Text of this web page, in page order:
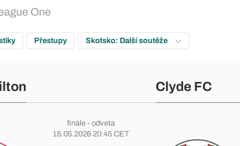
One
Přestupy Skotsko: Další soutěže
Clyde FC
finále - odveta
15.05.2026 20:45 CET